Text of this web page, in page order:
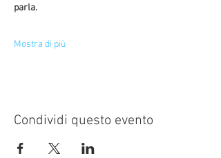
parla.
Mostra di più
Condividi questo evento